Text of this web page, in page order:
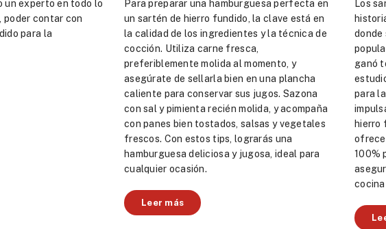
un experto en todo lo
poder contar con
para la
Para preparar una hamburguesa perfecta en
un sartén de hierro fundido, la clave está en
la calidad de los ingredientes y la técnica de
cocción. Utiliza carne fresca,
preferiblemente molida al momento, y
asegúrate de sellarla bien en una plancha
caliente para conservar sus jugos. Sazona
con sal y pimienta recién molida, y acompaña
con panes bien tostados, salsas y vegetales
frescos. Con estos tips, lograrás una
hamburguesa deliciosa y jugosa, ideal para
cualquier ocasión.
Leer más
Los
donde
ganó
para
hierro
100%